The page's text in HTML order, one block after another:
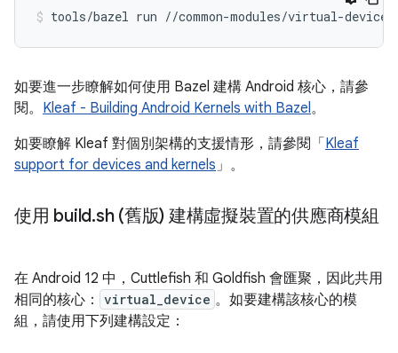
tools/bazel run //common-modules/virtual-
如要進一步瞭解如何使用 Bazel 建構 Android 核心，請參
閱。 Kleaf - Building Android Kernels with Bazel。
如要瞭解 Kleaf 對個別架構的支援情形，請參閱「 Kleaf
support for devices and kernels」。
使用 build.sh (舊版) 建構虛擬裝置的供應商模組
在 Android 12 中，Cuttlefish 和 Goldfish 會匯聚，因此共用
相同的核心：
virtual_device 。如要建構該核心的模
組，請使用下列建構設定：